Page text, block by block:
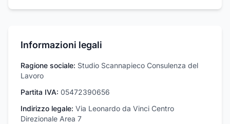
Informazioni legali
Ragione sociale: Studio Scannapieco Consulenza del
Lavoro
Partita IVA: 05472390656
Indirizzo legale: Via Leonardo da Vinci Centro
Direzionale Area 7